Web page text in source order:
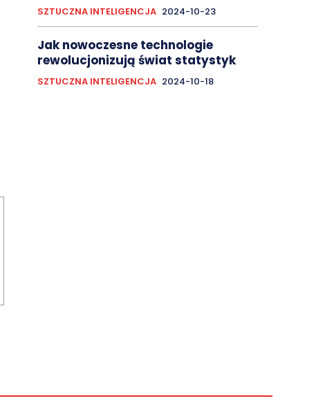
SZTUCZNA INTELIGENCJA 2024-10-23
Jak nowoczesne technologie
rewolucjonizują świat statystyk
SZTUCZNA INTELIGENCJA 2024-10-18